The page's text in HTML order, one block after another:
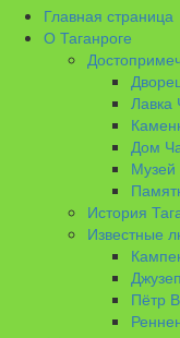
менюГлавная страница
О Таганроге
Лавка
Дом
Музей
История
Известные
Пётр